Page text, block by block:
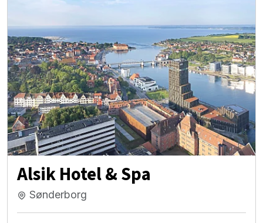
Alsik Hotel & Spa
Sønderborg